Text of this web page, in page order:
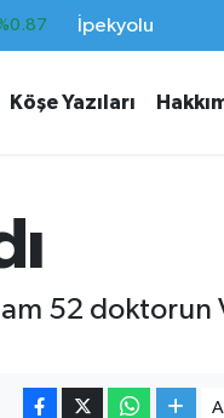
%0.18
%0.38
İpekyolu
Köşe Yazıları
52 doktorun
A